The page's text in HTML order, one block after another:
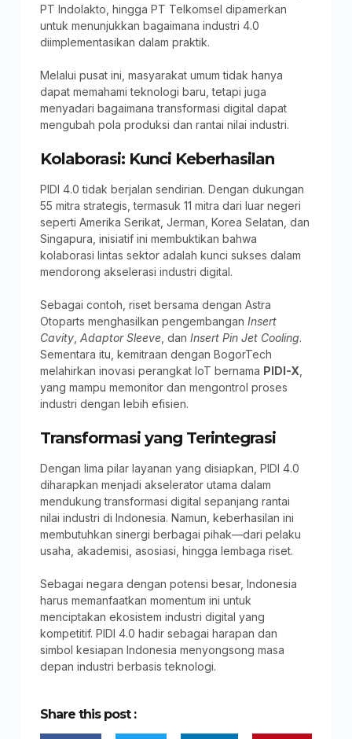
PT Indolakto, hingga PT Telkomsel dipamerkan
untuk menunjukkan bagaimana industri 4.0
diimplementasikan dalam praktik.
Melalui pusat ini, masyarakat umum tidak hanya
dapat memahami teknologi baru, tetapi juga
menyadari bagaimana transformasi digital dapat
mengubah pola produksi dan rantai nilai industri.
Kolaborasi: Kunci Keberhasilan
PIDI 4.0 tidak berjalan sendirian. Dengan dukungan
55 mitra strategis, termasuk 11 mitra dari luar negeri
seperti Amerika Serikat, Jerman, Korea Selatan, dan
Singapura, inisiatif ini membuktikan bahwa
kolaborasi lintas sektor adalah kunci sukses dalam
mendorong akselerasi industri digital.
Sebagai contoh, riset bersama dengan Astra
Otoparts menghasilkan pengembangan Insert
Cavity, Adaptor Sleeve, dan Insert Pin Jet Cooling.
Sementara itu, kemitraan dengan BogorTech
melahirkan inovasi perangkat IoT bernama PIDI-X
yang mampu memonitor dan mengontrol proses
industri dengan lebih efisien.
Transformasi yang Terintegrasi
Dengan lima pilar layanan yang disiapkan, PIDI 4.0
diharapkan menjadi akselerator utama dalam
mendukung transformasi digital sepanjang rantai
nilai industri di Indonesia. Namun, keberhasilan ini
membutuhkan sinergi berbagai pihak—dari pelaku
usaha, akademisi, asosiasi, hingga lembaga riset.
Sebagai negara dengan potensi besar, Indonesia
harus memanfaatkan momentum ini untuk
menciptakan ekosistem industri digital yang
kompetitif. PIDI 4.0 hadir sebagai harapan dan
simbol kesiapan Indonesia menyongsong masa
depan industri berbasis teknologi.
Share this post :